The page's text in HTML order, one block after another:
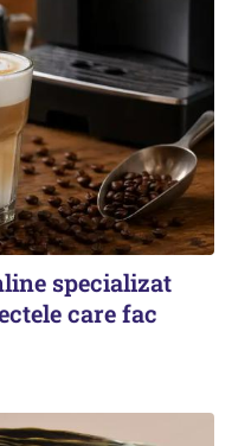
specializat
care fac